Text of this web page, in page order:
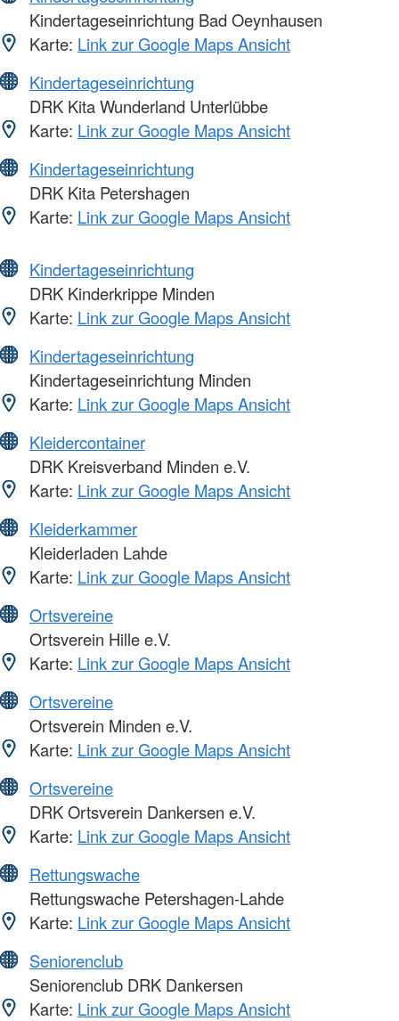
Kindertageseinrichtung Bad Oeynhausen
Karte: Link zur Google Maps Ansicht
Kindertageseinrichtung
DRK Kita Wunderland Unterlübbe
Karte: Link zur Google Maps Ansicht
Kindertageseinrichtung
DRK Kita Petershagen
Karte: Link zur Google Maps Ansicht
Kindertageseinrichtung
DRK Kinderkrippe Minden
Karte: Link zur Google Maps Ansicht
Kindertageseinrichtung
Kindertageseinrichtung Minden
Karte: Link zur Google Maps Ansicht
Kleidercontainer
DRK Kreisverband Minden e.V.
Karte: Link zur Google Maps Ansicht
Kleiderkammer
Kleiderladen Lahde
Karte: Link zur Google Maps Ansicht
Ortsvereine
Ortsverein Hille e.V.
Karte: Link zur Google Maps Ansicht
Ortsvereine
Ortsverein Minden e.V.
Karte: Link zur Google Maps Ansicht
Ortsvereine
DRK Ortsverein Dankersen e.V.
Karte: Link zur Google Maps Ansicht
Rettungswache
Rettungswache Petershagen-Lahde
Karte: Link zur Google Maps Ansicht
Seniorenclub
Seniorenclub DRK Dankersen
Karte: Link zur Google Maps Ansicht